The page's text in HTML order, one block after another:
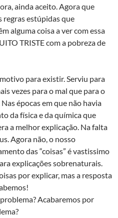
ainda aceito. Agora que
regras estúpidas que
alguma coisa a ver com essa
TRISTE com a pobreza de
para existir. Serviu para
vezes para o mal que para o
épocas em que não havia
da física e da química que
a melhor explicação. Na falta
Agora não, o nosso
das “coisas” é vastissimo
explicações sobrenaturais.
por explicar, mas a resposta
Acabaremos por